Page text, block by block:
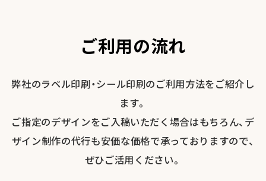
ご利用の流れ
弊社のラベル印刷・シール印刷のご利用方法をご紹介し
ます。
ご指定のデザインをご入稿いただく場合はもちろん、デ
ザイン制作の代行も安価な価格で承っておりますので、
ぜひご活用ください。